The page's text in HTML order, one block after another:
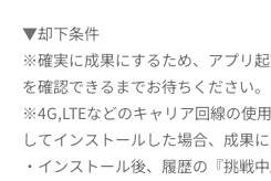
▼却下条件
※確実に成果にするため、アプリ
を確認できるまでお待ちください。
※4G,LTEなどのキャリア回線の使
してインストールした場合、成果
・インストール後、履歴の『挑戦